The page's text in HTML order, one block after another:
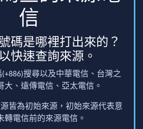
信
碼是哪裡打出來的？
快速查詢來源。
搜尋以及中華電信、台灣之
大、遠傳電信、亞太電信。
皆為初始來源，初始來源代表意
轉電信前的來源電信。